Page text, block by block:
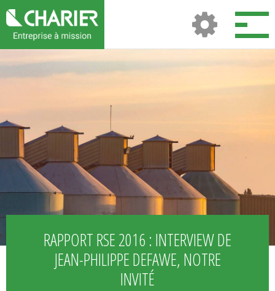
RAPPORT RSE 2016 : INTERVIEW DE
JEAN-PHILIPPE DEFAWE, NOTRE
INVITÉ